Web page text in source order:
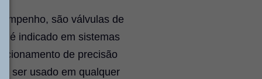
são válvulas de
é indicado em sistemas
de precisão
ser usado em qualquer